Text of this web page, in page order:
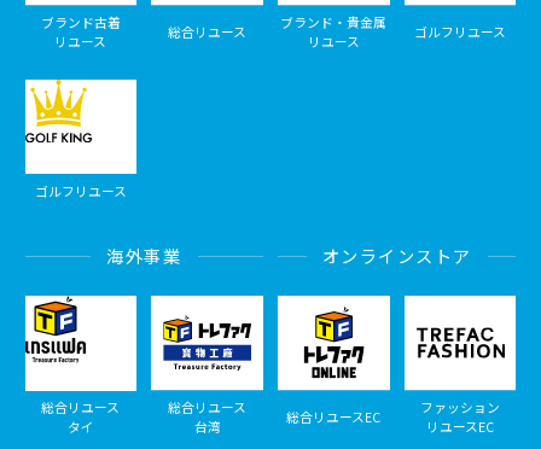
ブランド古着
リユース
総合リユース
ブランド・貴金属
リユース
ゴルフリユース
ゴルフリユース
海外事業
総合リユース
タイ
総合リユース
台湾
オンラインストア
総合リユースEC
ファッション
リユースEC